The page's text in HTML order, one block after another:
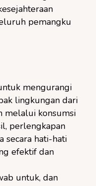
pemangku
mengurangi
lingkungan dari
melalui konsumsi
perlengkapan
secara hati-hati
efektif dan
untuk, dan